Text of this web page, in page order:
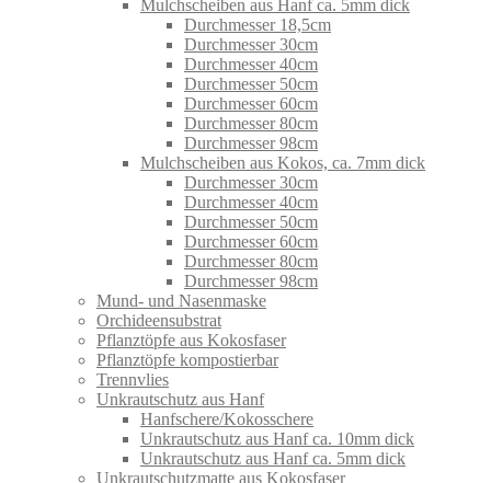
Mulchscheiben aus Hanf ca. 5mm dick
Durchmesser 18,5cm
Durchmesser 30cm
Durchmesser 40cm
Durchmesser 50cm
Durchmesser 60cm
Durchmesser 80cm
Durchmesser 98cm
Mulchscheiben aus Kokos, ca. 7mm dick
Durchmesser 30cm
Durchmesser 40cm
Durchmesser 50cm
Durchmesser 60cm
Durchmesser 80cm
Durchmesser 98cm
Mund- und Nasenmaske
Orchideensubstrat
Pflanztöpfe aus Kokosfaser
Pflanztöpfe kompostierbar
Trennvlies
Unkrautschutz aus Hanf
Hanfschere/Kokosschere
Unkrautschutz aus Hanf ca. 10mm dick
Unkrautschutz aus Hanf ca. 5mm dick
Unkrautschutzmatte aus Kokosfaser